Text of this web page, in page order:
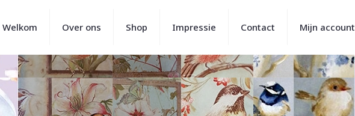
Welkom Over ons Shop Impressie Contact Mijn account